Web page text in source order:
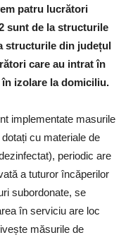
patru lucrători
sunt de la structurile
structurile din județul
care au intrat în
izolare la domiciliu.
implementate masurile
cu materiale de
periodic are
a tuturor încăperilor
subordonate, se
în serviciu are loc
măsurile de